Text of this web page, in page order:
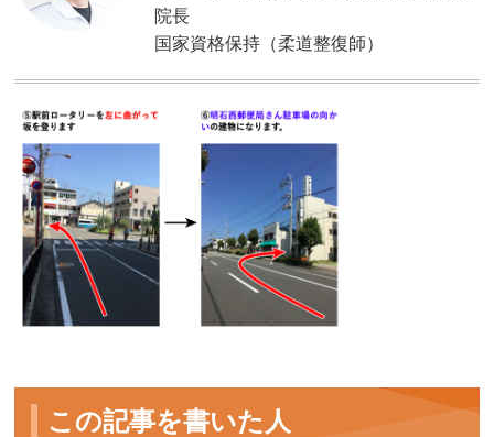
院長
国家資格保持（柔道整復師）
この記事を書いた人